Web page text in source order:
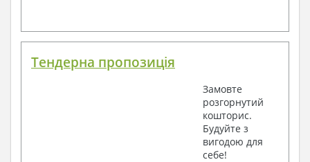
Тендерна пропозиція
Замовте
розгорнутий
кошторис.
Будуйте з
вигодою для
себе!